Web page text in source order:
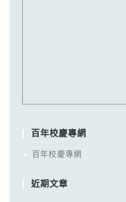
百年校慶專網
百年校慶專網
近期文章